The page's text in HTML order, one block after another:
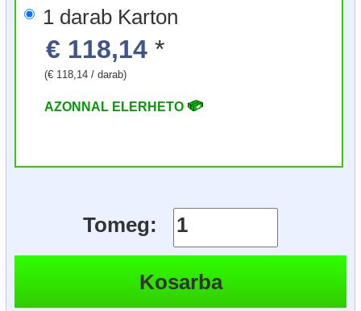
1 darab Karton
€ 118,14 *
(€ 118,14 / darab)
AZONNAL ELERHETO
Tomeg: